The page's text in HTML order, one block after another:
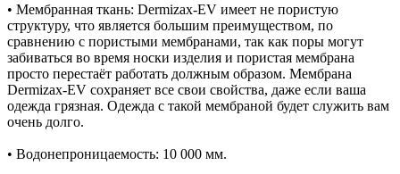
• Мембранная ткань: Dermizax-EV имеет не пористую
структуру, что является большим преимуществом, по
сравнению с пористыми мембранами, так как поры могут
забиваться во время носки изделия и пористая мембрана
просто перестаёт работать должным образом. Мембрана
Dermizax-EV сохраняет все свои свойства, даже если ваша
одежда грязная. Одежда с такой мембраной будет служить вам
очень долго.
• Водонепроницаемость: 10 000 мм.